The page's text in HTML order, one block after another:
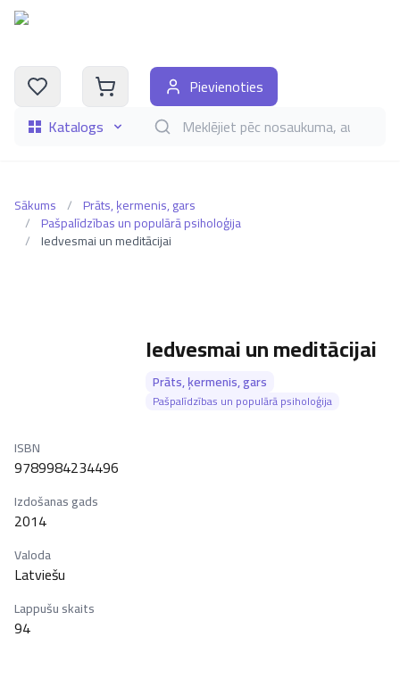
Katalogs Meklēt grāmatas pēc nosaukuma, autora,
Pievienoties
Sākums / Prāts, ķermenis, gars
/ Pašpalīdzības un populārā psiholoģija
/ Iedvesmai un meditācijai
Iedvesmai un meditācijai
Prāts, ķermenis, gars
Pašpalīdzības un populārā psiholoģija
ISBN
9789984234496
Izdošanas gads
2014
Valoda
Latviešu
Lappušu skaits
94